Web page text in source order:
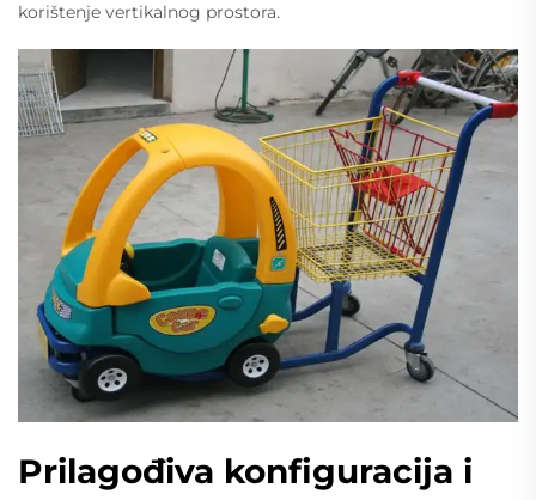
korištenje vertikalnog prostora.
Prilagođiva konfiguracija i